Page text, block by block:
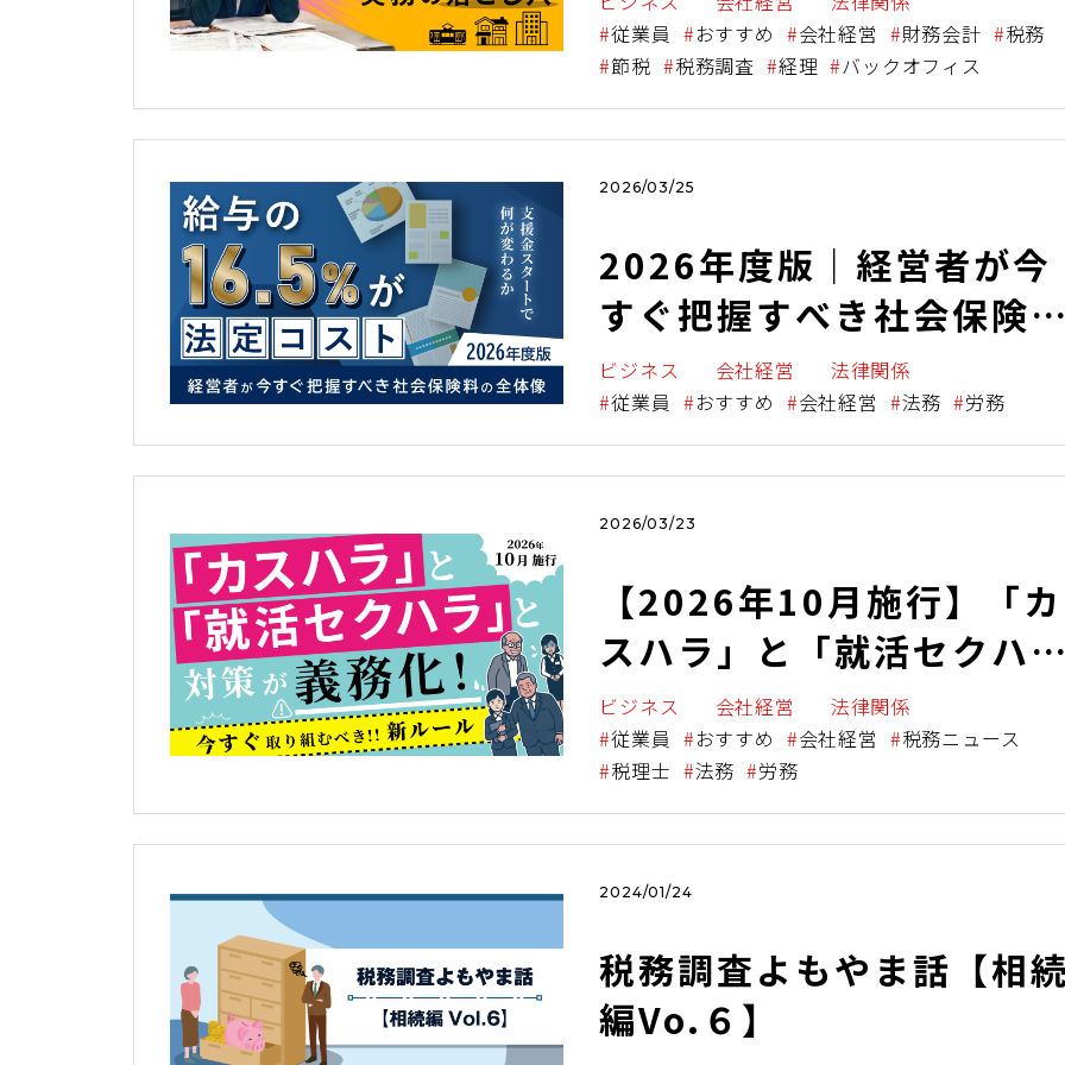
実務の落とし穴
従業員
おすすめ 会社経営 財務会計
税務
節税
税務調査 経理 バックオフィス
2026/03/25
2026年度版｜経営者が今
すぐ把握すべき社会保険
の全体像！給与の16.5%
が法定コスト、支援金ス
タートで何が変わるか
ビジネス 会社経営
法律関係
従業員
おすすめ 会社経営 法務 労務
2026/03/23
【2026年10月施行】「カ
スハラ」と「就活セクハ
ラ」と対策が義務化！今
ぐ取り組むべき新ルール
ビジネス 会社経営
法律関係
従業員
おすすめ 会社経営
税務ニュース
税理士
法務 労務
2024/01/24
税務調査よもやま話【相
編Vo.６】